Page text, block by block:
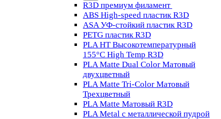
R3D премиум филамент
ABS High-speed пластик R3D
ASA УФ-стойкий пластик R3D
PETG пластик R3D
PLA HT Высокотемпературный
155°C High Temp R3D
PLA Matte Dual Color Матовый
двухцветный
PLA Matte Tri-Color Матовый
Трехцветный
PLA Matte Матовый R3D
PLA Metal с металлической пудрой